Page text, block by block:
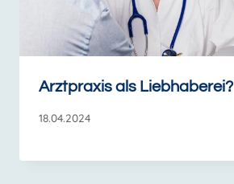
Arztpraxis als Liebhaberei?
18.04.2024